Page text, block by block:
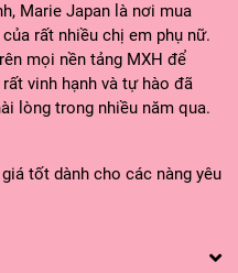
tự nhiên an toàn và lành tính,
cho nàng đôi tay mềm mại, mịn
tậu ngay một em kem dưỡng tay
Marie Japan là nơi mua
rất nhiều chị em phụ nữ.
mọi nền tảng MXH để
vinh hạnh và tự hào đã
lòng trong nhiều năm qua.
tốt dành cho các nàng yêu